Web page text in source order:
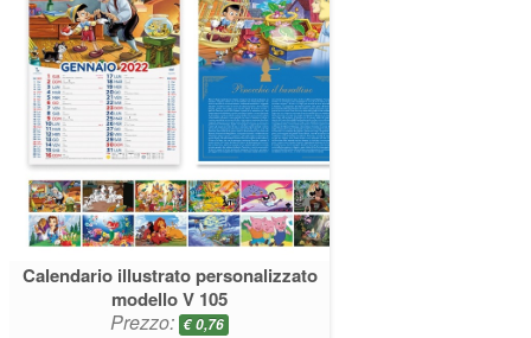
Calendario illustrato personalizzato
modello V 105
Prezzo: €0,76